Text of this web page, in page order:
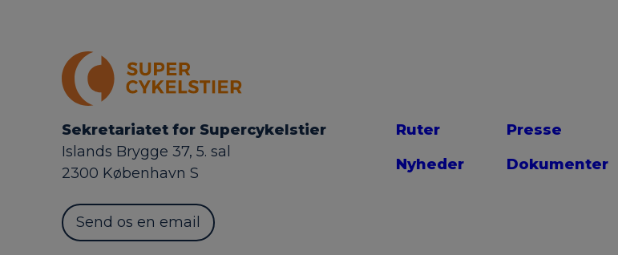
Sekretariatet for Supercykelstier
Islands Brygge 37, 5. sal
2300 København S
Send os en email
Ruter
Nyheder
Presse
Dokumenter